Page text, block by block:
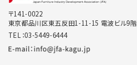
〒141-0022
東京都品川区東五反田1-11-15 電波ビル9階
TEL：03-5449-6444